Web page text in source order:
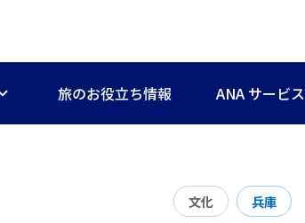
旅のお役立ち情報 ANA サービス
文化 兵庫